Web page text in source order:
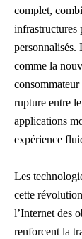
complet,
infrastructures
personnalisés.
comme la
consommateur
rupture entre
applications
expérience
Les
cette
l’Internet des
renforcent la